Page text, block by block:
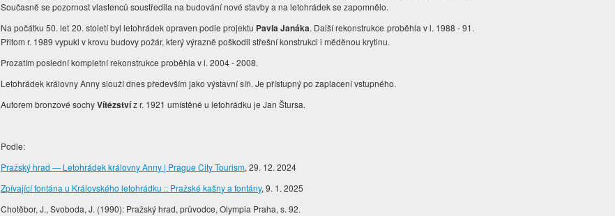
Současně se pozornost vlastenců soustředila na budování nové stavby a na letohrádek se zapomnělo.
Na počátku 50. let 20. století byl letohrádek opraven podle projektu Pavla Janáka. Další rekonstrukce proběhla v l. 1988 - 91.
Přitom r. 1989 vypukl v krovu budovy požár, který výrazně poškodil střešní konstrukci i měděnou krytinu.
Prozatím poslední kompletní rekonstrukce proběhla v l. 2004 - 2008.
Letohrádek královny Anny slouží dnes především jako výstavní síň. Je přístupný po zaplacení vstupného.
Autorem bronzové sochyVítězstvíz r. 1921 umístěné u letohrádku je Jan Štursa.
Podle:
Pražský hrad — Letohrádek královny Anny | Prague City Tourism, 29. 12. 2024
Zpívající fontána u Královského letohrádku :: Pražské kašny a fontány, 9. 1. 2025
Chotěbor, J., Svoboda, J. (1990): Pražský hrad, průvodce, Olympia Praha, s. 92.